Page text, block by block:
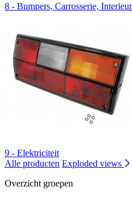
8 - Bumpers, Carrosserie, Interieur
9 - Elektriciteit
Alle producten Exploded views
Overzicht groepen